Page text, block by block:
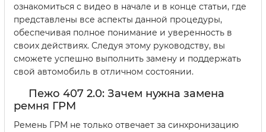
ознакомиться с видео в начале и в конце статьи, где
представлены все аспекты данной процедуры,
обеспечивая полное понимание и уверенность в
своих действиях. Следуя этому руководству, вы
сможете успешно выполнить замену и поддержать
свой автомобиль в отличном состоянии.
Пежо 407 2.0: Зачем нужна замена
ремня ГРМ
Ремень ГРМ не только отвечает за синхронизацию